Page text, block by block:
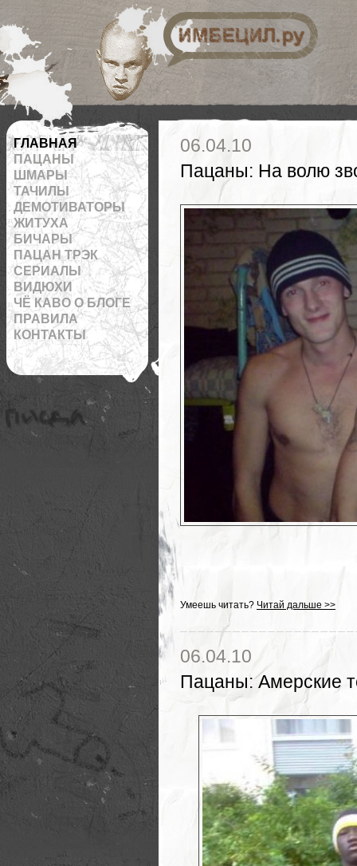
RSS
ГЛАВНАЯ
ПАЦАНЫ
ШМАРЫ
ТАЧИЛЫ
ДЕМОТИВАТОРЫ
ЖИТУХА
БИЧАРЫ
ПАЦАН ТРЭК
СЕРИАЛЫ
ВИДЮХИ
ЧЁ КАВО О БЛОГЕ
ПРАВИЛА
КОНТАКТЫ
06.04.10
Пацаны: На волю
Умеешь читать? Читай дальше >>
06.04.10
Пацаны:Амерские